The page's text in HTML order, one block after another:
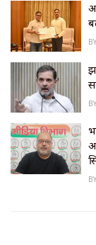
BY
BY
BY